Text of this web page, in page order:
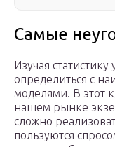
Самые
Изучая
определиться с
моделями. В этот
нашем рынке
сложно
пользуются